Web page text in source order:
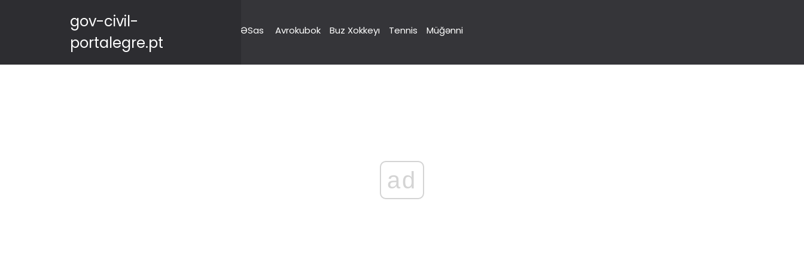
gov-civil-
portalegre.pt
ƏSas Avrokubok Buz Xokkeyı Tennis Müğənni
ad